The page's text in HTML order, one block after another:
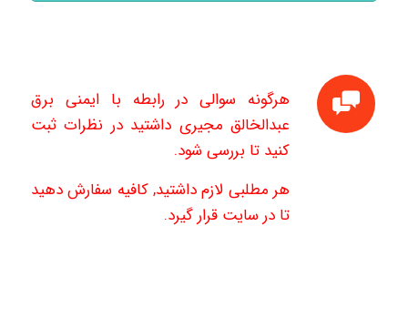
هرگونه سوالی در رابطه با ایمنی برق
عبدالخالق مجیری داشتید در نظرات ثبت
کنید تا بررسی شود.
هر مطلبی لازم داشتید, کافیه سفارش دهید
تا در سایت قرار گیرد.